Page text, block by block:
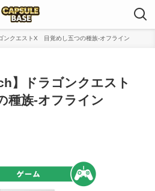
ンクエストX 目覚めし五つの種族-オフライン
】ドラゴンクエスト
族-オフライン